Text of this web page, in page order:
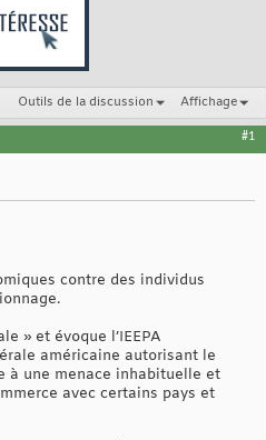
Outils de la discussion Affichage
#1
contre des individus
» et évoque l’IEEPA
américaine autorisant le
à une menace inhabituelle et
avec certains pays et